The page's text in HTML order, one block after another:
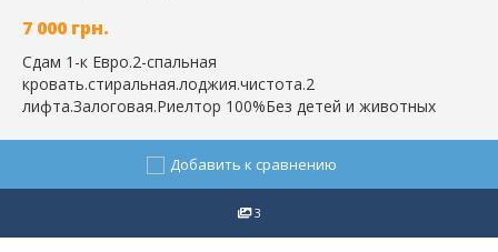
7 000 грн.
Сдам 1-к Евро.2-спальная
кровать.стиральная.лоджия.чистота.2
лифта.Залоговая.Риелтор 100%Без детей и животных
Добавить к сравнению
3